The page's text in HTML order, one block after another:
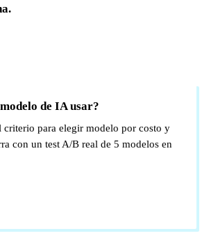
de IA usar?
para elegir modelo por costo y
con un test A/B real de 5 modelos en